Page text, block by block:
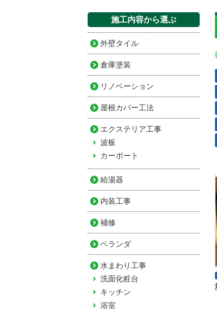
施工内容から選ぶ
外壁タイル
倉庫塗装
リノベーション
屋根カバー工法
エクステリア工事
波板
カーポート
給湯器
内装工事
補修
ベランダ
水まわり工事
洗面化粧台
キッチン
浴室